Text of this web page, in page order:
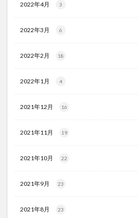
2022年4月 3
2022年3月 6
2022年2月 18
2022年1月 4
2021年12月 16
2021年11月 19
2021年10月 22
2021年9月 23
2021年8月 23